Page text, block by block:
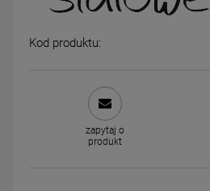
STAL CHIRURGICZNA
bigiel dla dziewczynek serce
czerwone ażurowe
44,00 zł
Kod produktu:
zapytaj o
produkt